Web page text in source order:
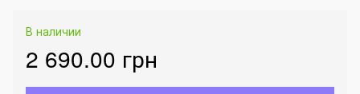
В наличии
2 690.00 грн